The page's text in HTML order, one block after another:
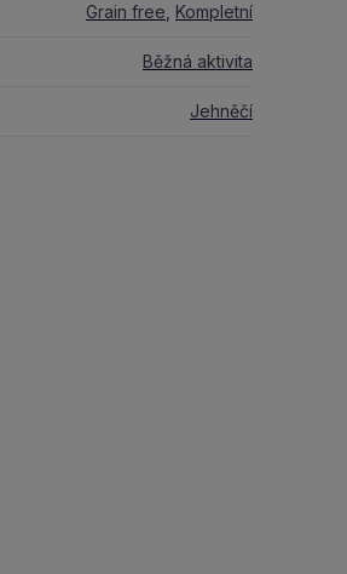
Grain free Kompletní
Běžná aktivita
Jehněčí